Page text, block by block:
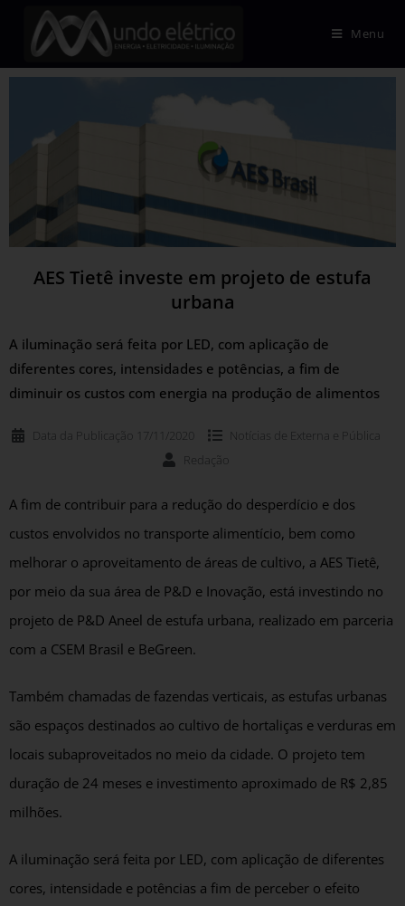
Menu
AES Tietê investe em projeto de estufa
urbana
A iluminação será feita por LED, com aplicação de
diferentes cores, intensidades e potências, a fim de
diminuir os custos com energia na produção de alimentos
Data da Publicação 17/11/2020 Notícias de
Externa e Pública
Redação
A fim de contribuir para a redução do desperdício e dos
custos envolvidos no transporte alimentício, bem como
melhorar o aproveitamento de áreas de cultivo, a AES Tietê,
por meio da sua área de P&D e Inovação, está investindo no
projeto de P&D Aneel de estufa urbana, realizado em parceria
com a CSEM Brasil e BeGreen.
Também chamadas de fazendas verticais, as estufas urbanas
são espaços destinados ao cultivo de hortaliças e verduras em
locais subaproveitados no meio da cidade. O projeto tem
duração de 24 meses e investimento aproximado de R$ 2,85
milhões.
A iluminação será feita por LED, com aplicação de diferentes
cores, intensidade e potências a fim de perceber o efeito